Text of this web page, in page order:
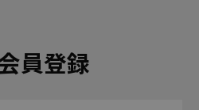
員登録